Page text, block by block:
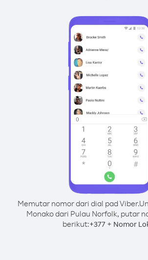
Memutar nomor dari dial pad Viber.
Monako dari Pulau Norfolk, putar
berikut:+377 + Nomor